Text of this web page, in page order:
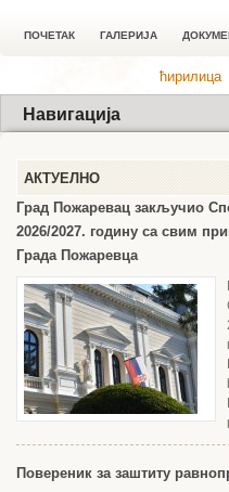
ПОЧЕТАК ГАЛЕРИЈА
ћирилица
Навигација
АКТУЕЛНО
Град Пожаревац закључио
2026/2027. годину са свим
Града Пожаревца
Повереник за заштиту